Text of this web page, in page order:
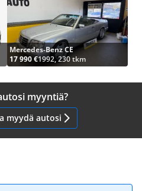
Mercedes-Benz CE
17 990 €1992, 230 tkm
myyntiä?
myydä autosi